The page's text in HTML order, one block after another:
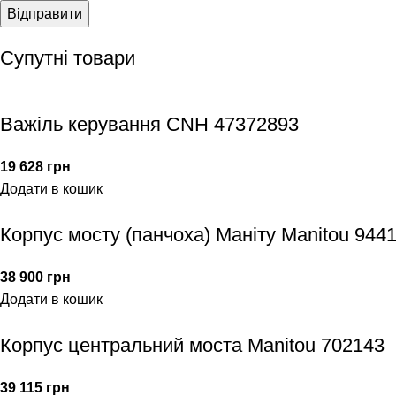
Супутні товари
Важіль керування CNH 47372893
19 628 грн
Додати в кошик
Корпус мосту (панчоха) Маніту Manitou
38 900 грн
Додати в кошик
Корпус центральний моста Manitou 702143
39 115 грн